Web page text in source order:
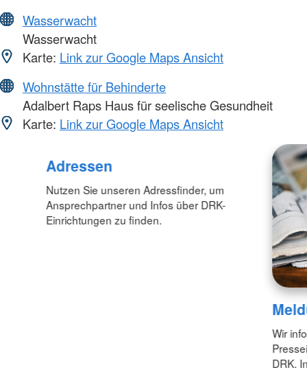
Wasserwacht
Wasserwacht
Karte: Link zur Google Maps Ansicht
Wohnstätte für Behinderte
Adalbert Raps Haus für seelische Gesundheit
Karte: Link zur Google Maps Ansicht
Adressen
Nutzen Sie unseren Adressfinder, um
Ansprechpartner und Infos über DRK-
Einrichtungen zu finden.
Wir
DRK.